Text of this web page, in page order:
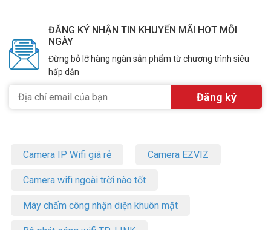
Đánh Thức Niềm Đam Mê Công Nghệ Của
Bạn
Hãy nghĩ xem, chỉ một thiết bị nhỏ gọn như TP-Link UH7020C lại có
thể thay đổi cách bạn làm việc và giải trí. Đặt hàng ngay hôm nay
tại Việt Nam để trải nghiệm sự khác biệt mà hàng triệu người dùng
Thông số kỹ thuật Hub USB Type-C 7 cổng
TP-Link UH7020C
– Cổng kết nối: HDMI 2.0, USB 3.0, USB 2.0, khe MicroSD, USB Type-
– Số lượng cổng: 7
ĐĂNG KÝ NHẬN TIN KHUYẾN MÃI HOT MỖI
NGÀY
Đừng bỏ lỡ hàng ngàn sản phẩm từ chương trình siêu
hấp dẫn
Camera IP Wifi giá rẻ Camera EZVIZ
Camera wifi ngoài trời nào tốt
Máy chấm công nhận diện khuôn mặt